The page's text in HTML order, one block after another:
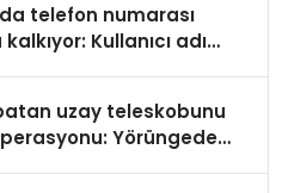
telefon numarası
Kullanıcı adı
uzay teleskobunu
Yörüngede